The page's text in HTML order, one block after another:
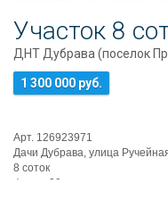
Участок 8
ДНТ Дубрава (поселок
1 300 000 руб.
Арт. 126923971
Дачи Дубрава, улица
8 соток
фасад 20 сетров